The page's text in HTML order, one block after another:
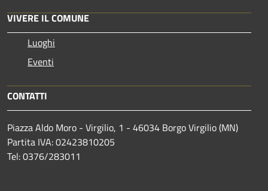
VIVERE IL COMUNE
Luoghi
Eventi
CONTATTI
Piazza Aldo Moro - Virgilio, 1 - 46034 Borgo Virgilio (MN)
Partita IVA: 02423810205
Tel: 0376/283011